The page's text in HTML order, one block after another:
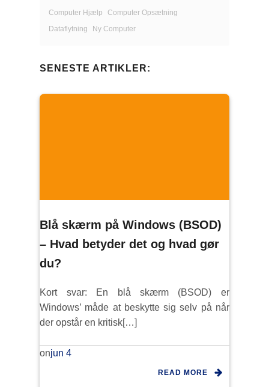
Computer Hjælp
Computer Opsætning
Dataflytning
Ny Computer
SENESTE ARTIKLER:
Blå skærm på Windows (BSOD)
– Hvad betyder det og hvad gør
du?
Kort svar: En blå skærm (BSOD) er
Windows’ måde at beskytte sig selv på når
der opstår en kritisk[…]
onjun 4
READ MORE